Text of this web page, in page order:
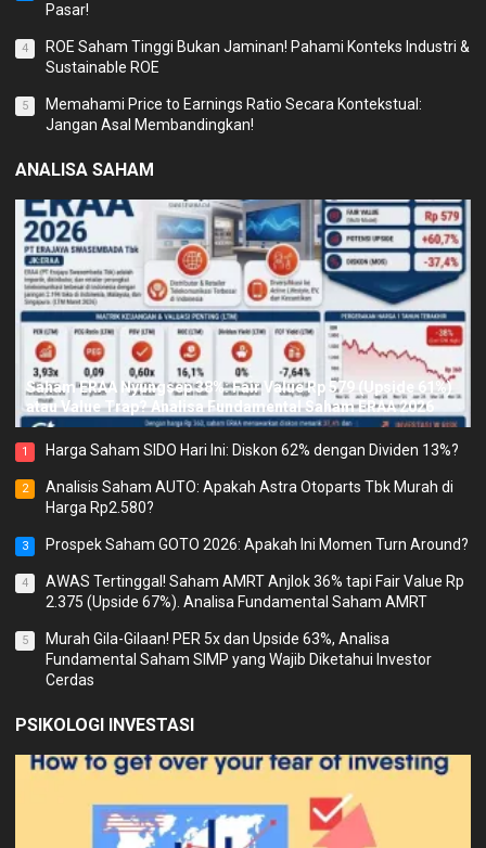
Pasar!
4
ROE Saham Tinggi Bukan Jaminan! Pahami Konteks Industri &
Sustainable ROE
5
Memahami Price to Earnings Ratio Secara Kontekstual:
Jangan Asal Membandingkan!
ANALISA SAHAM
Saham ERAA Nyungsep 38%: Fair Value Rp 579 (Upside 61%)
atau Value Trap? Analisa Fundamental Saham ERAA 2026
1 Harga Saham SIDO Hari Ini: Diskon 62% dengan Dividen 13%?
2
Analisis Saham AUTO: Apakah Astra Otoparts Tbk Murah di
Harga Rp2.580?
3 Prospek Saham GOTO 2026: Apakah Ini Momen Turn Around?
4
AWAS Tertinggal! Saham AMRT Anjlok 36% tapi Fair Value Rp
2.375 (Upside 67%). Analisa Fundamental Saham AMRT
5
Murah Gila-Gilaan! PER 5x dan Upside 63%, Analisa
Fundamental Saham SIMP yang Wajib Diketahui Investor
Cerdas
PSIKOLOGI INVESTASI